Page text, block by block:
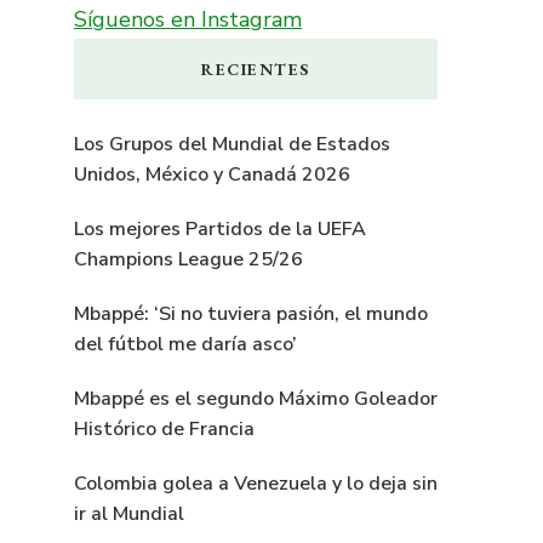
Síguenos en Instagram
RECIENTES
Los Grupos del Mundial de Estados
Unidos, México y Canadá 2026
Los mejores Partidos de la UEFA
Champions League 25/26
Mbappé: ‘Si no tuviera pasión, el mundo
del fútbol me daría asco’
Mbappé es el segundo Máximo Goleador
Histórico de Francia
Colombia golea a Venezuela y lo deja sin
ir al Mundial